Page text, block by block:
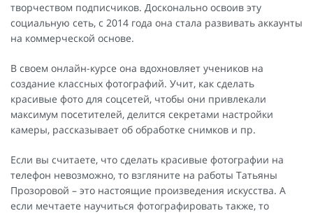
творчеством подписчиков. Досконально освоив эту
социальную сеть, с 2014 года она стала развивать аккаунты
на коммерческой основе.
В своем онлайн-курсе она вдохновляет учеников на
создание классных фотографий. Учит, как сделать
красивые фото для соцсетей, чтобы они привлекали
максимум посетителей, делится секретами настройки
камеры, рассказывает об обработке снимков и пр.
Если вы считаете, что сделать красивые фотографии на
телефон невозможно, то взгляните на работы Татьяны
Прозоровой – это настоящие произведения искусства. А
если мечтаете научиться фотографировать также, то